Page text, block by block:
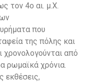
τον 4ο αι. μ.Χ.
που
της πόλης και
χρονολογούνται από
ρωμαϊκά χρόνια.
εκθέσεις,